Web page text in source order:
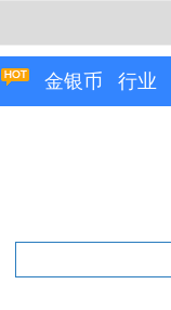
金银币 行业